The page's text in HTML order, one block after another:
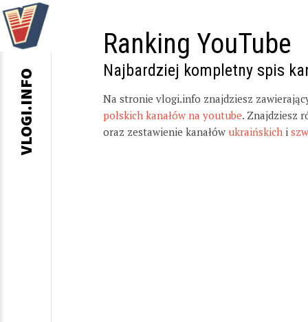
Ranking YouTube
Najbardziej kompletny spis
Na stronie vlogi.info znajdziesz
polskich kanałów na youtube. Znajdziesz
oraz zestawienie kanałów ukraińskich i
VLOGI.INFO